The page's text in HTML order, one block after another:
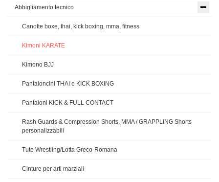
Abbigliamento tecnico
Canotte boxe, thai, kick boxing, mma, fitness
Kimoni KARATE
Kimono BJJ
Pantaloncini THAI e KICK BOXING
Pantaloni KICK & FULL CONTACT
Rash Guards & Compression Shorts, MMA / GRAPPLING Shorts
personalizzabili
Tute Wrestling/Lotta Greco-Romana
Cinture per arti marziali